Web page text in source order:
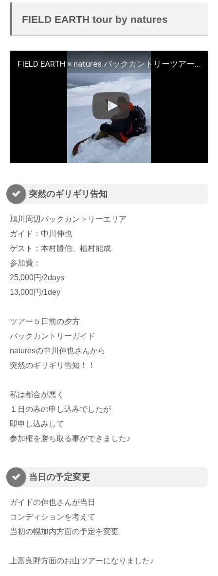
FIELD EARTH tour by natures
FIELD EARTH × natures バックカントリーツアー@上富良野三峰山
突然のギリギリ告知
旭川周辺バックカントリーエリア
ガイド：中川伸也
ゲスト：本村勝伯、植村能成
参加費：
25,000円/2days
13,000円/1dey
ツアー５日前の夕方
バックカントリーガイド
naturesの中川伸也さんから
突然のギリギリ告知！！
私は都合が悪く
１日のみの申し込みでしたが
即申し込みして
参加権を勝ち取る事ができました♪
当日の予定変更
ガイドの伸也さんが当日
コンディションを考えて
当初の幌加内方面の予定を変更
上富良野方面のお山ツアーになりました♪